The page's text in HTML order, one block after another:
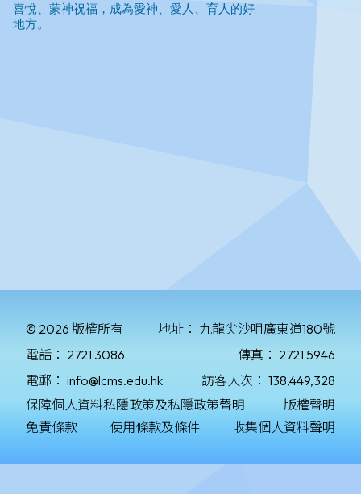
© 2026 版權所有 地址： 九龍尖沙咀廣東道180號
電話： 2721 3086 傳真： 2721 5946
電郵： info@lcms.edu.hk 訪客人次： 138,449,328
保障個人資料私隱政策及私隱政策聲明
版權聲明
免責條款
使用條款及條件 收集個人資料聲明